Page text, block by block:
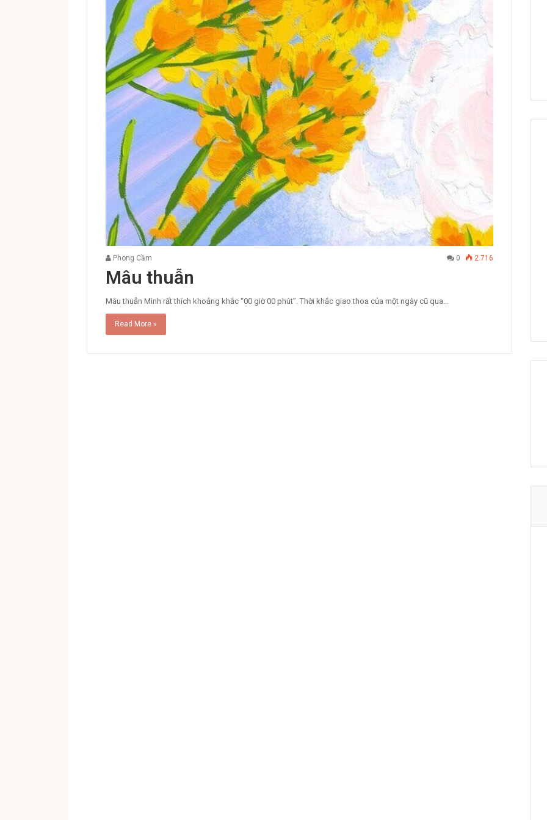
Phong Cầm 0 2.716
Mâu thuẫn
Mâu thuẫn Mình rất thích khoảng khắc “00 giờ 00 phút”. Thời khắc giao thoa của một ngày cũ qua…
Read More »